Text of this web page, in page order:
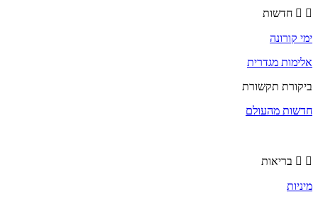
חדשות
ימי קורונה
אלימות מגדרית
ביקורת תקשורת
חדשות מהעולם
בריאות
מיניות